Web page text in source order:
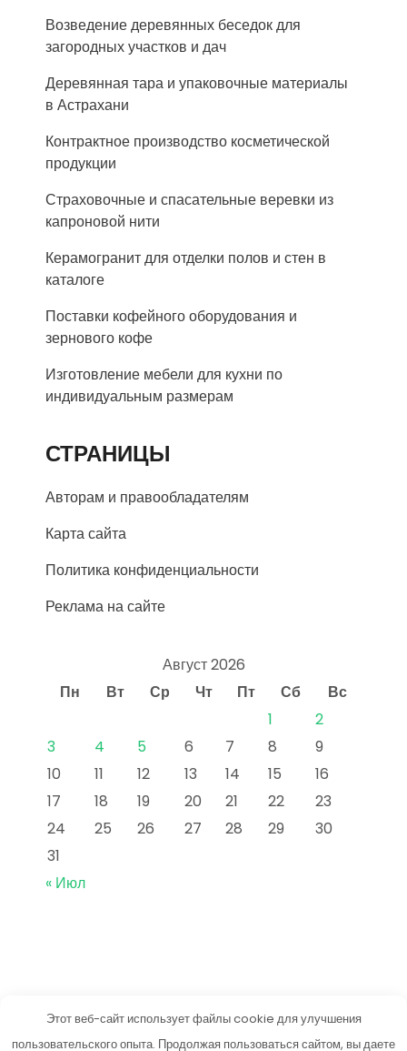
Возведение деревянных беседок для
загородных участков и дач
Деревянная тара и упаковочные материалы
в Астрахани
Контрактное производство косметической
продукции
Страховочные и спасательные веревки из
капроновой нити
Керамогранит для отделки полов и стен в
каталоге
Поставки кофейного оборудования и
зернового кофе
Изготовление мебели для кухни по
индивидуальным размерам
СТРАНИЦЫ
Авторам и правообладателям
Карта сайта
Политика конфиденциальности
Реклама на сайте
Август 2026
Пн
Вт Ср Чт Пт Сб
Вс
1
2
3
4 5 6 7 8
9
10
11 12 13 14 15
16
17
18 19 20 21 22
23
24
25 26 27 28 29
30
31
« Июл
vkusneetut.ru
Этот веб-сайт использует файлы cookie для улучшения
пользовательского опыта. Продолжая пользоваться сайтом, вы даете